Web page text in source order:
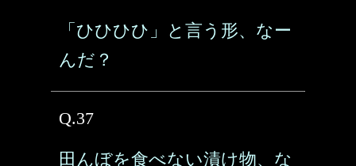
「ひひひひ」と言う形、なー
んだ？
Q.37
田んぼを食べない漬け物、な